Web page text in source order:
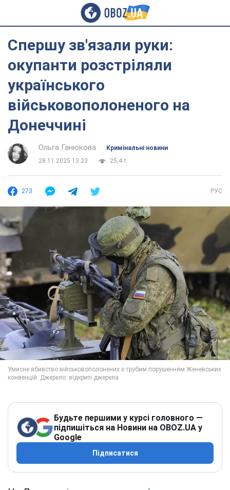
Спершу зв'язали руки:
окупанти розстріляли
українського
військовополоненого на
Донеччині
Ольга Ганюкова
Кримінальні новини
28.11.2025 13:23
25,4 т.
273 РУС
Будьте першими у курсі головного —
підпишіться на Новини на OBOZ.UA у
Google
Підписатися